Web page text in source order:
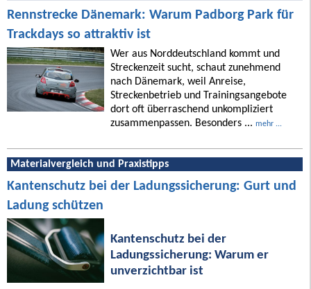
Rennstrecke Dänemark: Warum Padborg Park für
Trackdays so attraktiv ist
Wer aus Norddeutschland kommt und
Streckenzeit sucht, schaut zunehmend
nach Dänemark, weil Anreise,
Streckenbetrieb und Trainingsangebote
dort oft überraschend unkompliziert
zusammenpassen. Besonders ... mehr ...
Materialvergleich und Praxistipps
Kantenschutz bei der Ladungssicherung: Gurt und
Ladung schützen
Kantenschutz bei der
Ladungssicherung: Warum er
unverzichtbar ist